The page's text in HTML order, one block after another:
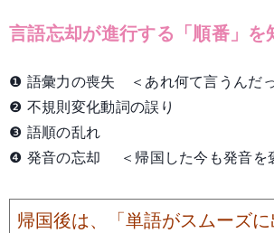
言語忘却が進行する「順番」を
❶ 語彙力の喪失 ＜あれ何て言うんだ
❷ 不規則変化動詞の誤り
❸ 語順の乱れ
❹ 発音の忘却 ＜帰国した今も発音を
帰国後は、「単語がスムーズ